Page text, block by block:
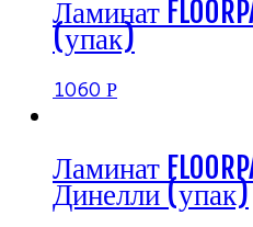
Ламинат
(упак)
1060 Р
Ламинат
Динелли (упак)